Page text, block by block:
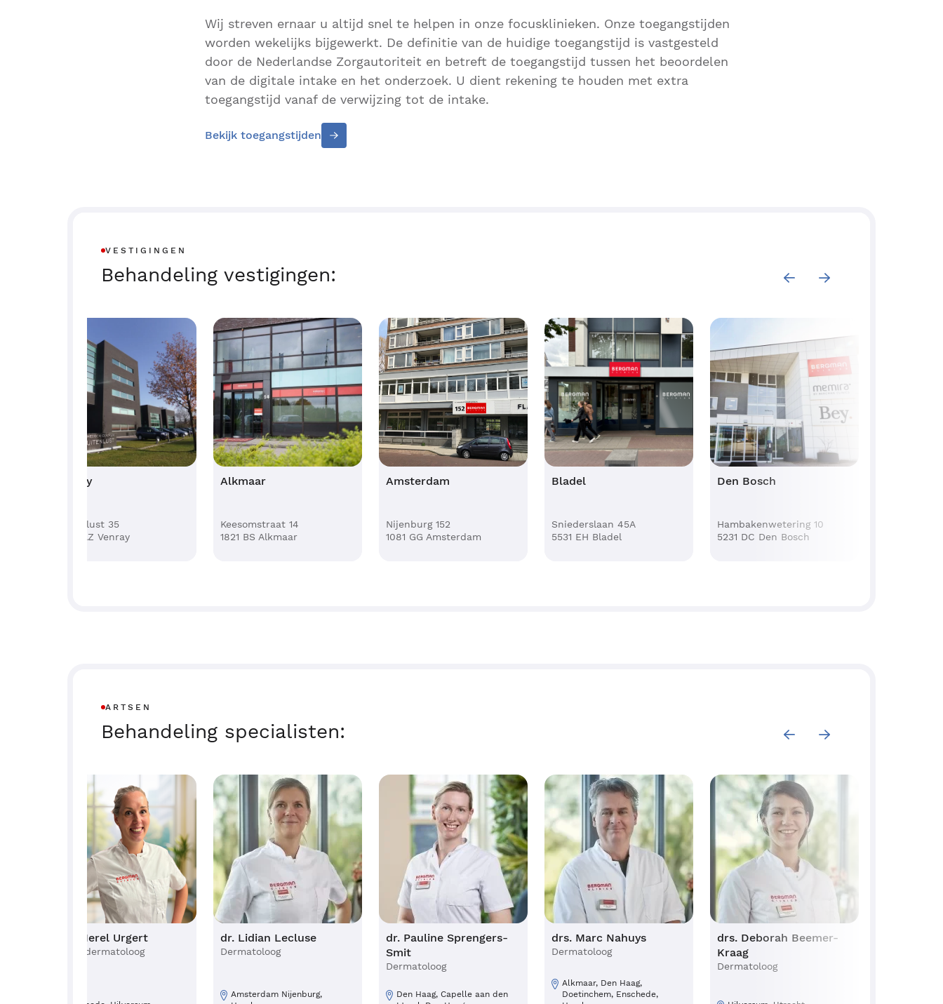
Wij streven ernaar u altijd snel te helpen in onze focusklinieken. Onze toegangstijden
worden wekelijks bijgewerkt. De definitie van de huidige toegangstijd is vastgesteld
door de Nederlandse Zorgautoriteit en betreft de toegangstijd tussen het beoordelen
van de digitale intake en het onderzoek. U dient rekening te houden met extra
toegangstijd vanaf de verwijzing tot de intake.
Bekijk toegangstijden
VESTIGINGEN
Behandeling vestigingen:
Venray
Buitenlust 35
5803 AZ Venray
Alkmaar
Keesomstraat 14
1821 BS Alkmaar
Amsterdam
Nijenburg 152
1081 GG Amsterdam
Bladel
Sniederslaan 45A
5531 EH Bladel
Den Bosch
Hambakenwetering 10
5231 DC Den Bosch
ARTSEN
Behandeling specialisten:
drs. Merel Urgert
Mohs-dermatoloog
dr. Lidian Lecluse
Dermatoloog
Amsterdam Nijenburg,
dr. Pauline Sprengers-
Smit
Dermatoloog
Den Haag, Capelle aan den
drs. Marc Nahuys
Dermatoloog
Alkmaar, Den Haag,
Doetinchem, Enschede,
drs. Deborah Beemer-
Kraag
Dermatoloog